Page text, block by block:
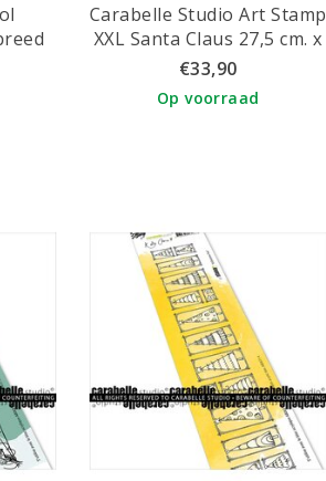
Carabelle Studio Art Stamp
XXL Santa Claus 27,5 cm. x
17 cm.
€33,90
Op voorraad